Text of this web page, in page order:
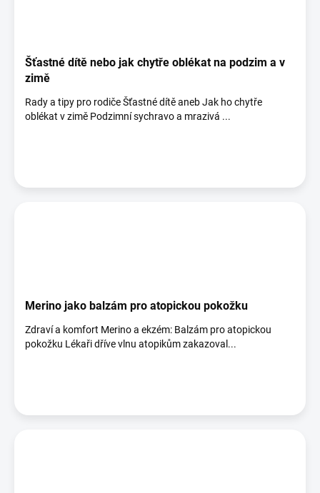
Šťastné dítě nebo jak chytře oblékat na podzim a v
zimě
Rady a tipy pro rodiče Šťastné dítě aneb Jak ho chytře
oblékat v zimě Podzimní sychravo a mrazivá ...
Merino jako balzám pro atopickou pokožku
Zdraví a komfort Merino a ekzém: Balzám pro atopickou
pokožku Lékaři dříve vlnu atopikům zakazoval...